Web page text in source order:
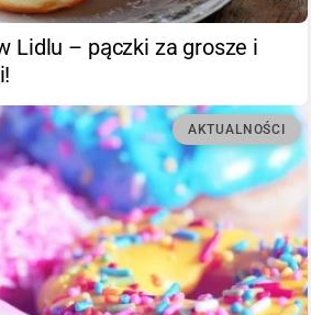
Lidlu – pączki za grosze i
AKTUALNOŚCI